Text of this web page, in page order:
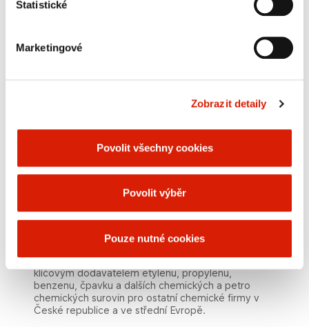
Statistické
Marketingové
Zobrazit detaily
Povolit všechny cookies
Povolit výběr
Pouze nutné cookies
skupině a velkoobchod s motorovými palivy a
dalšími rafinérskými výrobky.
Hlavní aktivity:
zajištění surovin pro petrochemické výroby
rafinérskými výrobkyelkoobchod s motorovými
nákup ropy pro rafinérské výroby
optimalizace spojení rafinérských a
petrochemických výrob
JEDNOTKA MONOMERY A CHEMIKÁLIE
Tato obchodní jednotka podniká v oblasti
petrochemických produktů a čpavku. Plánuje a řídí
polotovary pro následný segment polyolefinů. Je
klíčovým dodavatelem etylenu, propylenu,
benzenu, čpavku a dalších chemických a petro​
chemických surovin pro ostatní chemické firmy v
České republice a ve střední Evropě.